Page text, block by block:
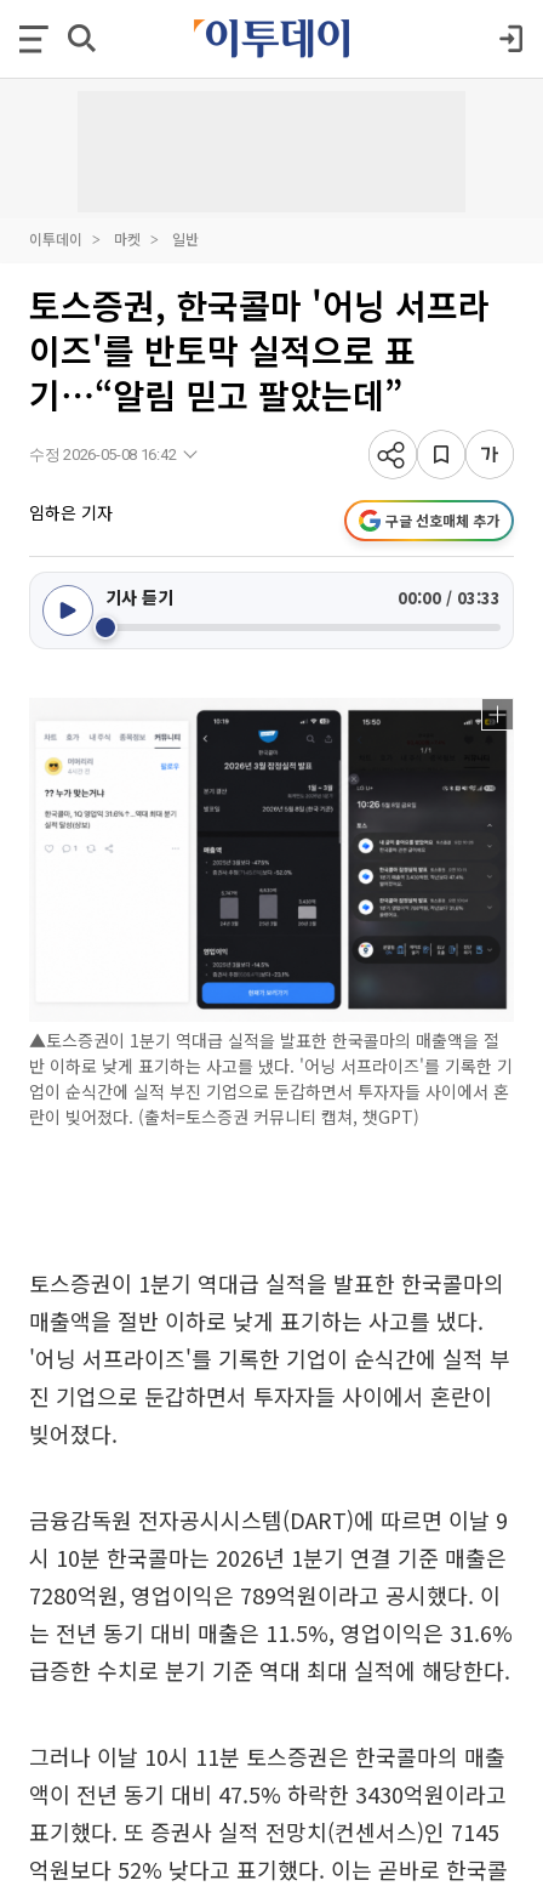
이투데이 마켓 일반
토스증권, 한국콜마 '어닝 서프라
이즈'를 반토막 실적으로 표
기⋯“알림 믿고 팔았는데”
수정 2026-05-08 16:42
임하은 기자 구글 선호매체 추가
기사 듣기 00:00 / 03:33
▲토스증권이 1분기 역대급 실적을 발표한 한국콜마의 매출액을 절
반 이하로 낮게 표기하는 사고를 냈다. '어닝 서프라이즈'를 기록한 기
업이 순식간에 실적 부진 기업으로 둔갑하면서 투자자들 사이에서 혼
란이 빚어졌다. (출처=토스증권 커뮤니티 캡쳐, 챗GPT)
토스증권이 1분기 역대급 실적을 발표한 한국콜마의
매출액을 절반 이하로 낮게 표기하는 사고를 냈다.
'어닝 서프라이즈'를 기록한 기업이 순식간에 실적 부
진 기업으로 둔갑하면서 투자자들 사이에서 혼란이
빚어졌다.
금융감독원 전자공시시스템(DART)에 따르면 이날 9
시 10분 한국콜마는 2026년 1분기 연결 기준 매출은
7280억원, 영업이익은 789억원이라고 공시했다. 이
는 전년 동기 대비 매출은 11.5%, 영업이익은 31.6%
급증한 수치로 분기 기준 역대 최대 실적에 해당한다.
그러나 이날 10시 11분 토스증권은 한국콜마의 매출
액이 전년 동기 대비 47.5% 하락한 3430억원이라고
표기했다. 또 증권사 실적 전망치(컨센서스)인 7145
억원보다 52% 낮다고 표기했다. 이는 곧바로 한국콜